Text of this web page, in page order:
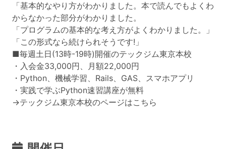
「基本的なやり方がわかりました。本で読んでもよくわ
からなかった部分がわかりました。
「プログラムの基本的な考え方がよくわかりました。」
「この形式なら続けられそうです!」
■毎週土日(13時-19時)開催のテックジム東京本校
・入会金33,000円、月額22,000円
・Python、機械学習、Rails、GAS、スマホアプリ
・実践で学ぶPython速習講座が無料
→テックジム東京本校のページはこちら